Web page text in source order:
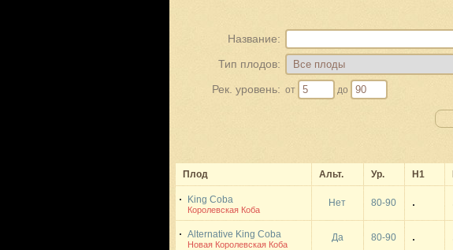
Название:
Тип плодов:
Рек. уровень: от до
Плод Альт. Ур. Н1
King Coba
Королевская Коба
Нет 80-90
Alternative King Coba
Новая Королевская Коба
Да 80-90